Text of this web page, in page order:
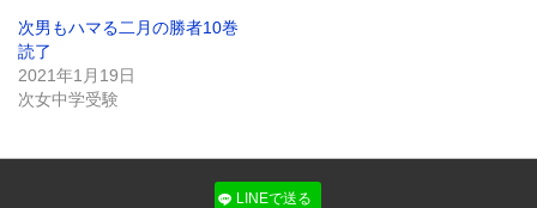
ま
す)
さ
い
し
い
ウ
次男もハマる二月の勝者10巻
読了
2021年1月19日
次女中学受験
LINEで送る